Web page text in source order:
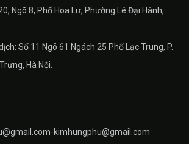
Ngõ 8, Phố Hoa Lư, Phường Lê Đại Hành,
Số 11 Ngõ 61 Ngách 25 Phố Lạc Trung, P.
Hà Nội.
kimhungphu@gmail.com